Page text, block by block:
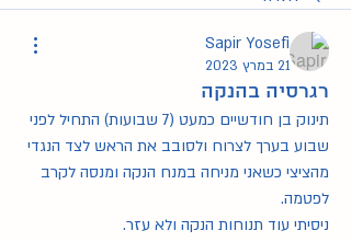
Sapir Yosefi
21 במרץ 2023
רגרסיה בהנקה
לפטמה.
ניסיתי עוד תנוחות הנקה ולא עזר.